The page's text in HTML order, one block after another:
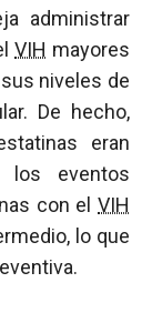
administrar
VIH mayores
niveles de
De hecho,
eran
los eventos
con el VIH
lo que